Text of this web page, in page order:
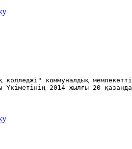
колледжі" коммуналдық
Үкіметінің 2014 жылғы 20